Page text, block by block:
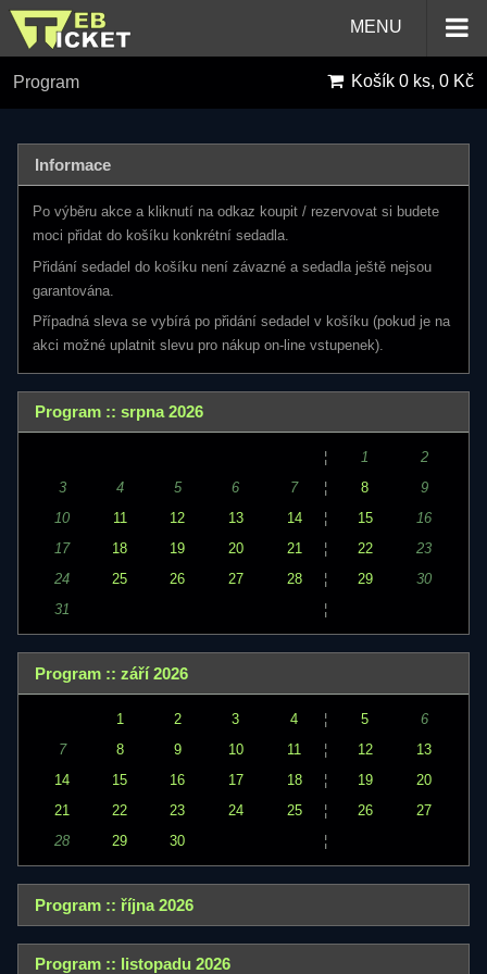
MENU
Program Košík 0 ks, 0 Kč
Informace
Po výběru akce a kliknutí na odkaz koupit / rezervovat si budete
moci přidat do košíku konkrétní sedadla.
Přidání sedadel do košíku není závazné a sedadla ještě nejsou
garantována.
Případná sleva se vybírá po přidání sedadel v košíku (pokud je na
akci možné uplatnit slevu pro nákup on-line vstupenek).
Program :: srpna 2026
¦ 1
2
3
4 5 6 7 ¦ 8
9
10
11 12 13 14 ¦ 15
16
17
18 19 20 21 ¦ 22
23
24
25 26 27 28 ¦ 29
30
31
¦
Program :: září 2026
1 2 3 4 ¦ 5
6
7
8 9 10 11 ¦ 12
13
14
15 16 17 18 ¦ 19
20
21
22 23 24 25 ¦ 26
27
28
29 30 ¦
Program :: října 2026
Program :: listopadu 2026